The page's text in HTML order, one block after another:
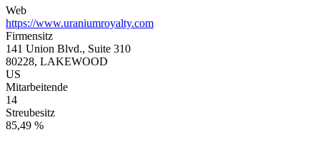
Web
https://www.uraniumroyalty.com
Firmensitz
141 Union Blvd., Suite 310
80228, LAKEWOOD
US
Mitarbeitende
14
Streubesitz
85,49 %